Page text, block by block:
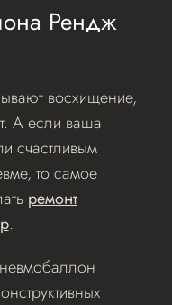
Рендж
восхищение,
А если ваша
счастливым
то самое
ремонт
.